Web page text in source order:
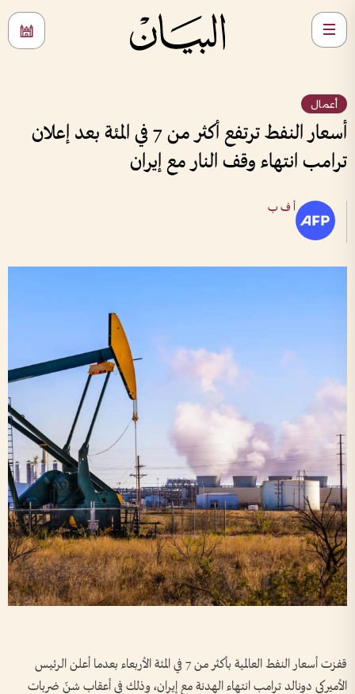
أعمال
أسعار النفط ترتفع أكثر من 7 في المئة بعد إعلان
ترامب انتهاء وقف النار مع إيران
أ ف ب
قفزت أسعار النفط العالمية بأكثر من 7 في المئة الأربعاء بعدما أعلن الرئيس
الأميركي دونالد ترامب انتهاء الهدنة مع إيران، وذلك في أعقاب شنّ ضربات